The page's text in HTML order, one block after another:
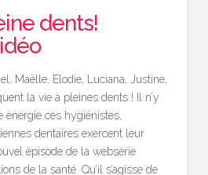
dents!
Maëlle, Elodie, Luciana, Justine,
la vie à pleines dents ! Il n’y
énergie ces hygiénistes,
dentaires exercent leur
épisode de la websérie
de la santé. Qu’il s’agisse de